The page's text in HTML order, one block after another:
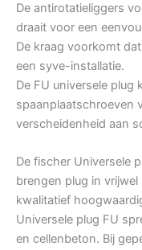
De antirotatieliggers
draait voor een
De kraag voorkomt
een syve-installatie.
De FU universele
spaanplaatschroeven
verscheidenheid aan
De fischer Universele
brengen plug in vrijwel
kwalitatief
Universele plug FU
en cellenbeton. Bij